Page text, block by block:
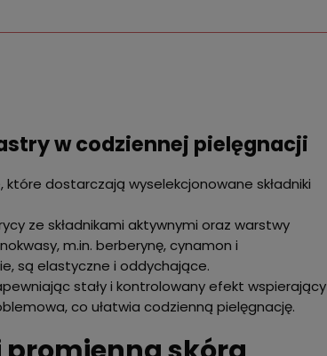
w codziennej pielęgnacji
dostarczają wyselekcjonowane składniki
ze składnikami aktywnymi oraz warstwy
m.in. berberynę, cynamon i
są elastyczne i oddychające.
stały i kontrolowany efekt wspierający
co ułatwia codzienną pielęgnację.